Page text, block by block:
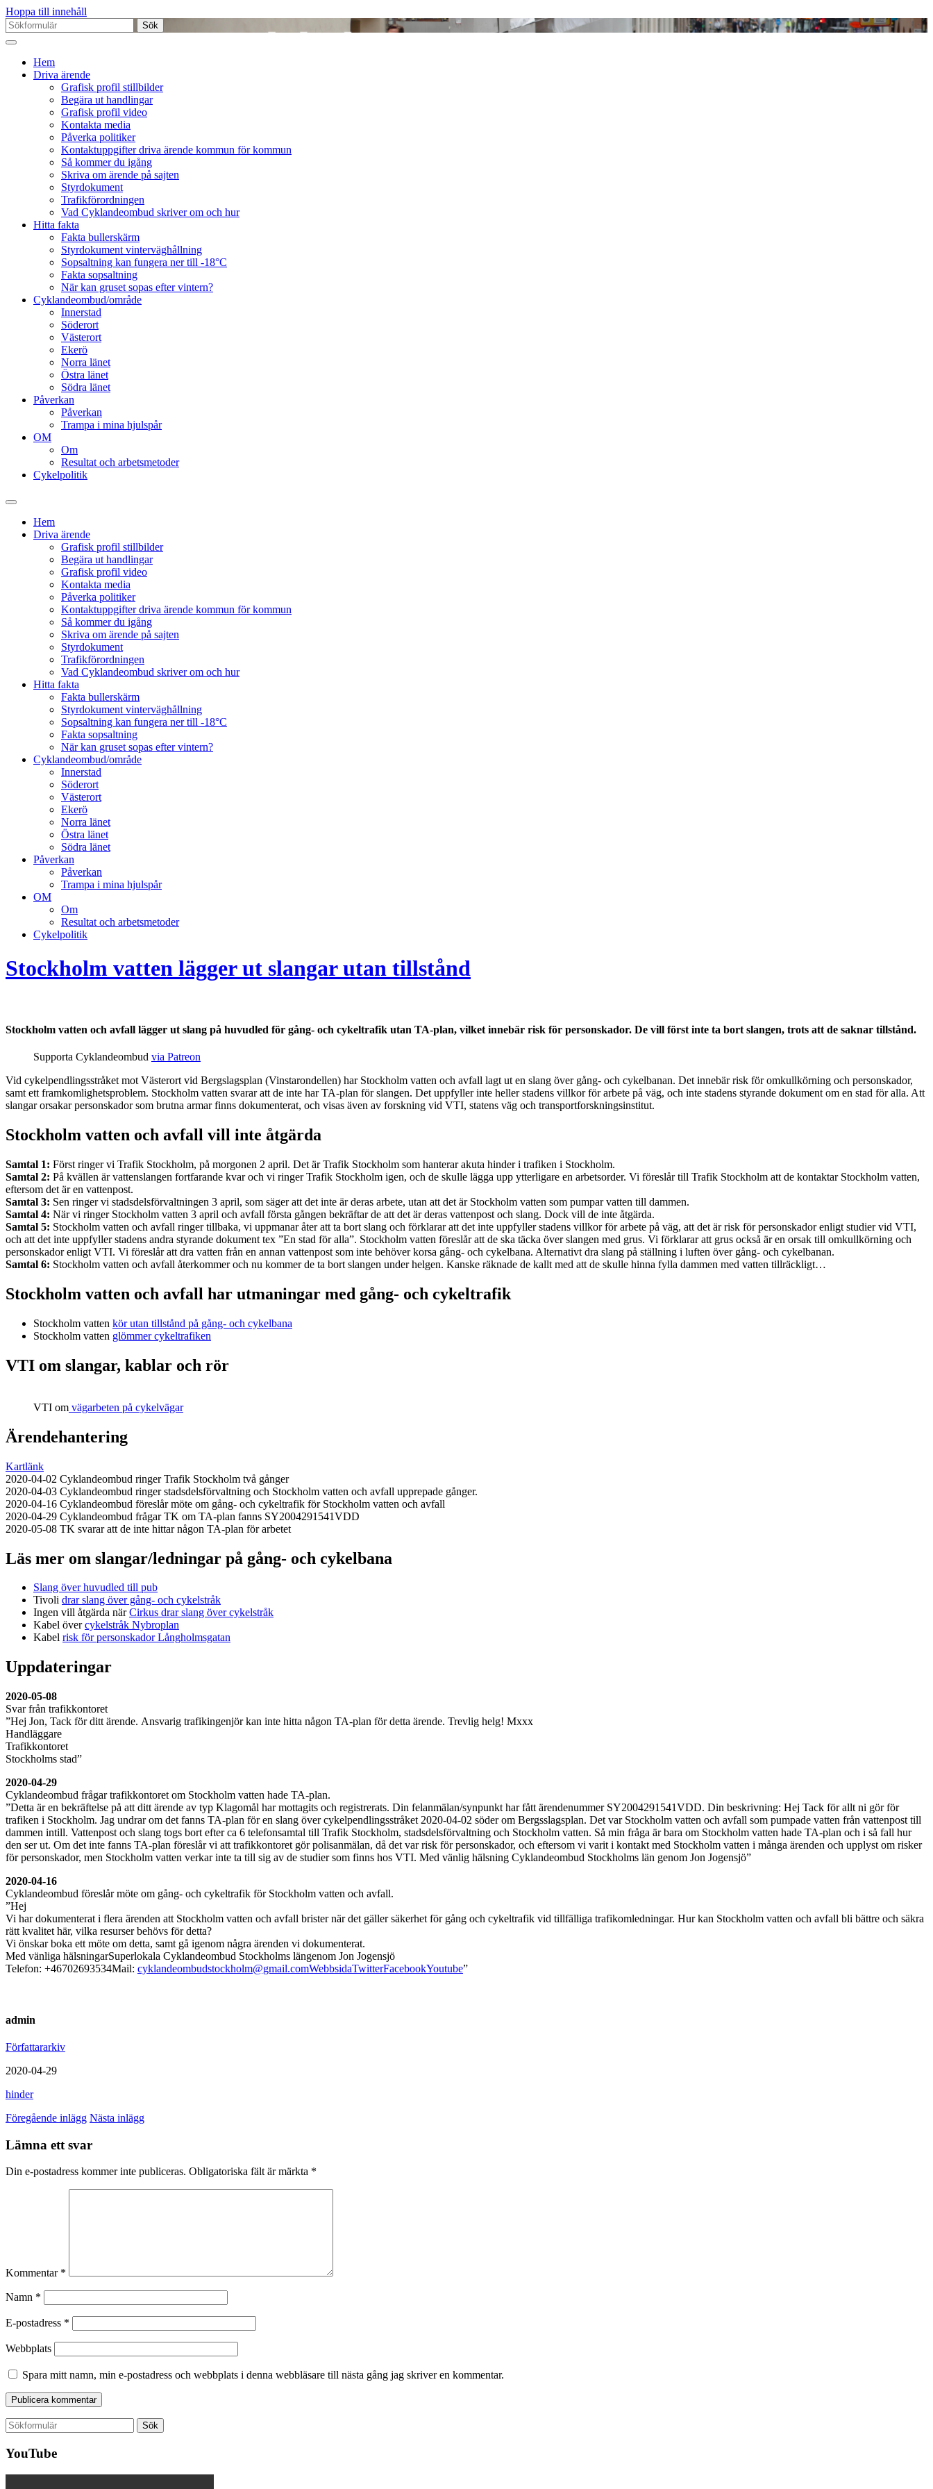
Hoppa till innehåll
Sök
efter:
Hem
Driva ärende
Grafisk profil stillbilder
Begära ut handlingar
Grafisk profil video
Kontakta media
Påverka politiker
Kontaktuppgifter driva ärende kommun för kommun
Så kommer du igång
Skriva om ärende på sajten
Styrdokument
Trafikförordningen
Vad Cyklandeombud skriver om och hur
Hitta fakta
Fakta bullerskärm
Styrdokument vinterväghållning
Sopsaltning kan fungera ner till -18°C
Fakta sopsaltning
När kan gruset sopas efter vintern?
Cyklandeombud/område
Innerstad
Söderort
Västerort
Ekerö
Norra länet
Östra länet
Södra länet
Påverkan
Påverkan
Trampa i mina hjulspår
OM
Om
Resultat och arbetsmetoder
Cykelpolitik
Slå
sökfältHem
Driva ärende
Grafisk profil stillbilder
Begära ut handlingar
Grafisk profil video
Kontakta media
Påverka politiker
Kontaktuppgifter driva ärende kommun för kommun
Så kommer du igång
Skriva om ärende på sajten
Styrdokument
Trafikförordningen
Vad Cyklandeombud skriver om och hur
Hitta fakta
Fakta bullerskärm
Styrdokument vinterväghållning
Sopsaltning kan fungera ner till -18°C
Fakta sopsaltning
När kan gruset sopas efter vintern?
Cyklandeombud/område
Innerstad
Söderort
Västerort
Ekerö
Norra länet
Östra länet
Södra länet
Påverkan
Påverkan
Trampa i mina hjulspår
OM
Om
Resultat och arbetsmetoder
Cykelpolitik
Stockholm vatten lägger ut slangar utan tillstånd
Stockholm vatten och avfall lägger ut slang på huvudled för gång- och cykeltrafik utan TA-plan, vilket innebär risk för personskador. De vill först inte ta bort slangen, trots att de saknar tillstånd.
Supporta Cyklandeombud via Patreon
Vid cykelpendlingsstråket mot Västerort vid Bergslagsplan (Vinstarondellen) har Stockholm vatten och avfall lagt ut en slang över gång- och cykelbanan. Det innebär risk för omkullkörning och personskador,
samt ett framkomlighetsproblem. Stockholm vatten svarar att de inte har TA-plan för slangen. Det uppfyller inte heller stadens villkor för arbete på väg, och inte stadens styrande dokument om en stad för alla. Att
slangar orsakar personskador som brutna armar finns dokumenterat, och visas även av forskning vid VTI, statens väg och transportforskningsinstitut.
Stockholm vatten och avfall vill inte åtgärda
Samtal 1: Först ringer vi Trafik Stockholm, på morgonen 2 april. Det är Trafik Stockholm som hanterar akuta hinder i trafiken i Stockholm.
Samtal 2: På kvällen är vattenslangen fortfarande kvar och vi ringer Trafik Stockholm igen, och de skulle lägga upp ytterligare en arbetsorder. Vi föreslår till Trafik Stockholm att de kontaktar Stockholm vatten,
eftersom det är en vattenpost.
Samtal 3: Sen ringer vi stadsdelsförvaltningen 3 april, som säger att det inte är deras arbete, utan att det är Stockholm vatten som pumpar vatten till dammen.
Samtal 4: När vi ringer Stockholm vatten 3 april och avfall första gången bekräftar de att det är deras vattenpost och slang. Dock vill de inte åtgärda.
Samtal 5: Stockholm vatten och avfall ringer tillbaka, vi uppmanar åter att ta bort slang och förklarar att det inte uppfyller stadens villkor för arbete på väg, att det är risk för personskador enligt studier vid VTI,
och att det inte uppfyller stadens andra styrande dokument tex ”En stad för alla”. Stockholm vatten föreslår att de ska täcka över slangen med grus. Vi förklarar att grus också är en orsak till omkullkörning och
personskador enligt VTI. Vi föreslår att dra vatten från en annan vattenpost som inte behöver korsa gång- och cykelbana. Alternativt dra slang på ställning i luften över gång- och cykelbanan.
Samtal 6: Stockholm vatten och avfall återkommer och nu kommer de ta bort slangen under helgen. Kanske räknade de kallt med att de skulle hinna fylla dammen med vatten tillräckligt…
Stockholm vatten och avfall har utmaningar med gång- och cykeltrafik
Stockholm vatten kör utan tillstånd på gång- och cykelbana
Stockholm vatten glömmer cykeltrafiken
VTI om slangar, kablar och rör
VTI om vägarbeten på cykelvägar
Ärendehantering
Kartlänk
2020-04-02 Cyklandeombud ringer Trafik Stockholm två gånger
2020-04-03 Cyklandeombud ringer stadsdelsförvaltning och Stockholm vatten och avfall upprepade gånger.
2020-04-16 Cyklandeombud föreslår möte om gång- och cykeltrafik för Stockholm vatten och avfall
2020-04-29 Cyklandeombud frågar TK om TA-plan fanns SY2004291541VDD
2020-05-08 TK svarar att de inte hittar någon TA-plan för arbetet
Läs mer om slangar/ledningar på gång- och cykelbana
Slang över huvudled till pub
Tivoli drar slang över gång- och cykelstråk
Ingen vill åtgärda närCirkus drar slang över cykelstråk
Kabel övercykelstråk Nybroplan
Kabel risk för personskador Långholmsgatan
Uppdateringar
2020-05-08
Svar från trafikkontoret
”Hej Jon, Tack för ditt ärende. Ansvarig trafikingenjör kan inte hitta någon TA-plan för detta ärende. Trevlig helg! Mxxx
Handläggare
Trafikkontoret
Stockholms stad”
2020-04-29
Cyklandeombud frågar trafikkontoret om Stockholm vatten hade TA-plan.
”Detta är en bekräftelse på att ditt ärende av typ Klagomål har mottagits och registrerats. Din felanmälan/synpunkt har fått ärendenummer SY2004291541VDD. Din beskrivning: Hej Tack för allt ni gör för
trafiken i Stockholm. Jag undrar om det fanns TA-plan för en slang över cykelpendlingsstråket 2020-04-02 söder om Bergsslagsplan. Det var Stockholm vatten och avfall som pumpade vatten från vattenpost till
dammen intill. Vattenpost och slang togs bort efter ca 6 telefonsamtal till Trafik Stockholm, stadsdelsförvaltning och Stockholm vatten. Så min fråga är bara om Stockholm vatten hade TA-plan och i så fall hur
den ser ut. Om det inte fanns TA-plan föreslår vi att trafikkontoret gör polisanmälan, då det var risk för personskador, och eftersom vi varit i kontakt med Stockholm vatten i många ärenden och upplyst om risker
för personskador, men Stockholm vatten verkar inte ta till sig av de studier som finns hos VTI. Med vänlig hälsning Cyklandeombud Stockholms län genom Jon Jogensjö”
2020-04-16
Cyklandeombud föreslår möte om gång- och cykeltrafik för Stockholm vatten och avfall.
”Hej
Vi har dokumenterat i flera ärenden att Stockholm vatten och avfall brister när det gäller säkerhet för gång och cykeltrafik vid tillfälliga trafikomledningar. Hur kan Stockholm vatten och avfall bli bättre och säkra
rätt kvalitet här, vilka resurser behövs för detta?
Vi önskar boka ett möte om detta, samt gå igenom några ärenden vi dokumenterat.
Med vänliga hälsningarSuperlokala Cyklandeombud Stockholms längenom Jon Jogensjö
Telefon: +46702693534Mail: cyklandeombudstockholm@gmail.comWebbsidaTwitterFacebookYoutube”
admin
Författararkiv
2020-04-29
hinder
Föregående inlägg Nästa inlägg
Lämna ett svar
Din e-postadress kommer inte publiceras. Obligatoriska fält är märkta *
Kommentar *
Namn *
E-postadress *
Webbplats
Spara mitt namn, min e-postadress och webbplats i denna webbläsare till nästa gång jag skriver en kommentar.
Sök
efter:
YouTube